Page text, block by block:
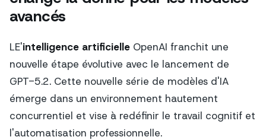
avancés
LE'intelligence artificielle OpenAI franchit une
nouvelle étape évolutive avec le lancement de
GPT-5.2. Cette nouvelle série de modèles d'IA
émerge dans un environnement hautement
concurrentiel et vise à redéfinir le travail cognitif et
l'automatisation professionnelle.